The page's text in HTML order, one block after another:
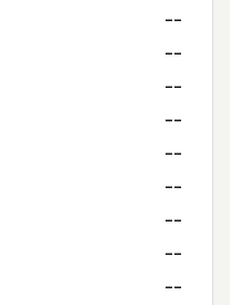
--
--
--
--
--
--
--
--
--